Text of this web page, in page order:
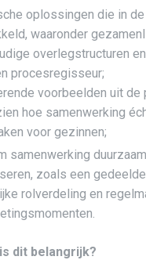
oplossingen die in
waaronder
overlegstructuren
procesregisseur;
voorbeelden uit de
hoe samenwerking
voor gezinnen;
samenwerking
zoals een
rolverdeling en
dit belangrijk?